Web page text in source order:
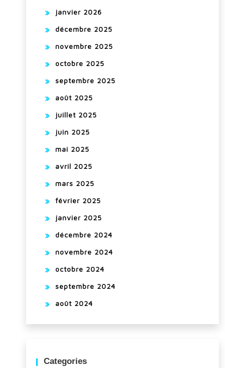
janvier 2026
décembre 2025
novembre 2025
octobre 2025
septembre 2025
août 2025
juillet 2025
juin 2025
mai 2025
avril 2025
mars 2025
février 2025
janvier 2025
décembre 2024
novembre 2024
octobre 2024
septembre 2024
août 2024
Categories